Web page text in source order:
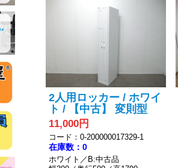
2人用ロッカー / ホワイ
ト / 【中古】 変則型
11,000円
コード：0-200000017329-1
在庫数：0
ホワイト／B:中古品